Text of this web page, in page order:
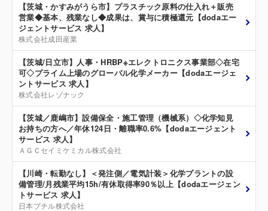
【茨城・かすみがうら市】プラスチック原料の仕入れ＋販売
営業◆基本、残業なし◆成果は、賞与に積極還元【dodaエー
ジェントサービス 求人】
株式会社成田産業
【茨城/日立市】人事・HRBP※エレクトロニクス事業部◇在宅
可◇プライム上場のグローバル化学メーカー【dodaエージェ
ントサービス 求人】
株式会社レゾナック
【茨城／鹿嶋市】設備保全・施工管理（機械系）◇化学知見
お持ちの方へ／年休124日・離職率0.6%【dodaエージェント
サービス 求人】
ＡＧＣセイミケミカル株式会社
【川崎・転勤なし】＜発注側／電気計装＞化学プラントの設
備管理/月残業平均15h/有休取得率90％以上【dodaエージェン
トサービス 求人】
日本ブチル株式会社